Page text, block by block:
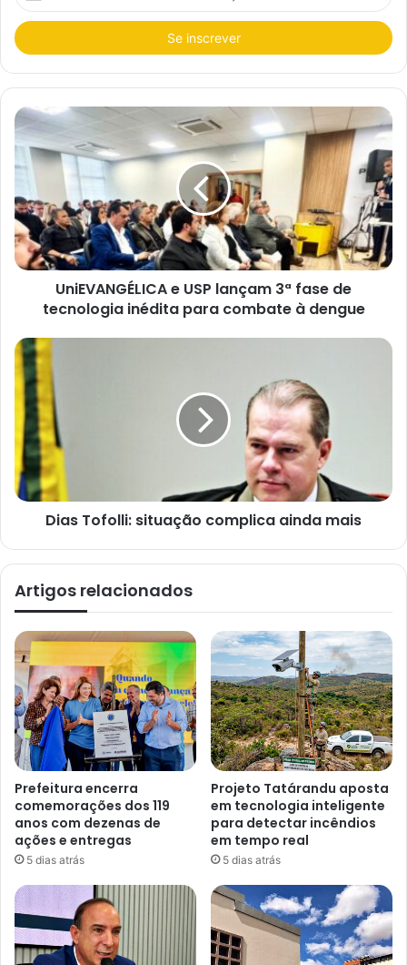
i
r
a
o
s
u
e
n
e
e
ç
o
d
e
e
UniEVANGÉLICA e USP lançam 3ª fase de
tecnologia inédita para combate à dengue
Dias Tofolli: situação complica ainda mais
Artigos relacionados
Prefeitura encerra
comemorações dos 119
anos com dezenas de
ações e entregas
5 dias atrás
Projeto Tatárandu aposta
em tecnologia inteligente
para detectar incêndios
em tempo real
5 dias atrás